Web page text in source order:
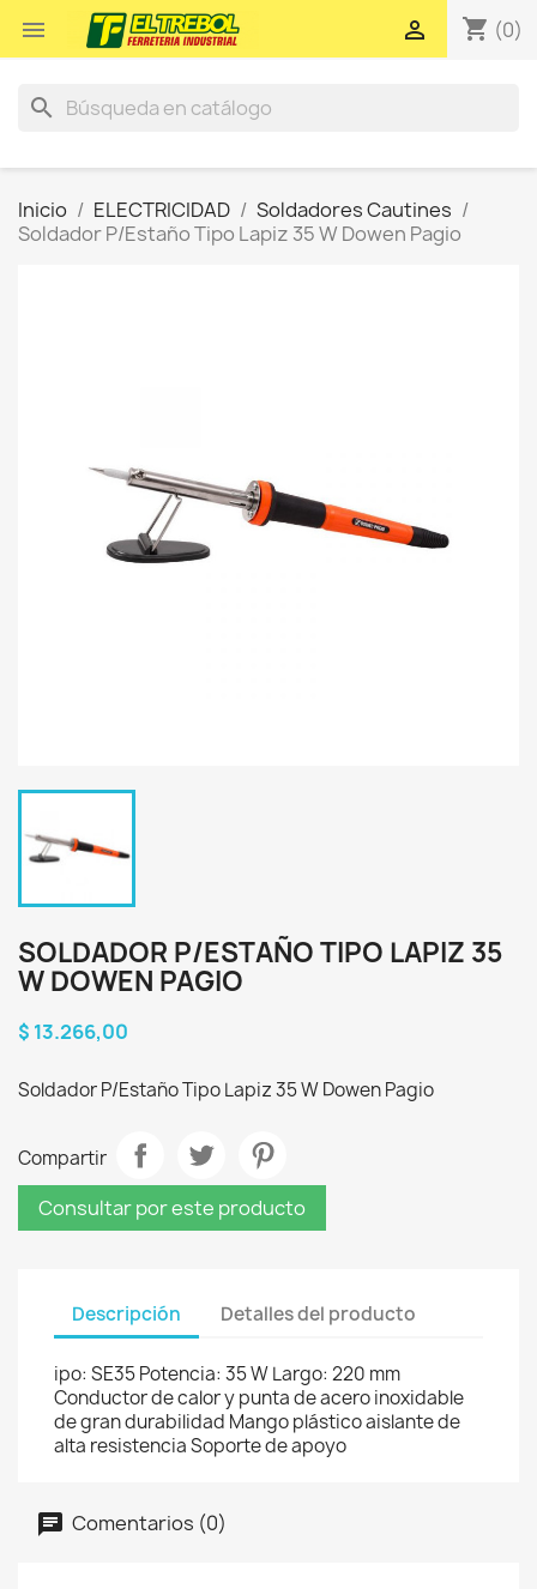
 shopping_cart (0)

search
Inicio ELECTRICIDAD
Soldadores Cautines
Soldador P/Estaño Tipo Lapiz 35 W Dowen Pagio
SOLDADOR P/ESTAÑO TIPO LAPIZ 35
W DOWEN PAGIO
$ 13.266,00
Soldador P/Estaño Tipo Lapiz 35 W Dowen Pagio
Compartir
Consultar por este producto
Descripción Detalles del producto
ipo: SE35 Potencia: 35 W Largo: 220 mm
Conductor de calor y punta de acero inoxidable
de gran durabilidad Mango plástico aislante de
alta resistencia Soporte de apoyo
Comentarios (0)